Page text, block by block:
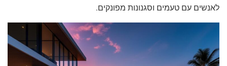
לאנשים עם טעמים וסגנונות מפונקים.